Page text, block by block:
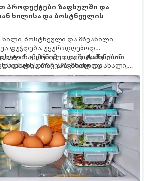
პროდუქტები ზაფხულში და
ხილისა და ბოსტნეულის
ხილი, ბოსტნეული და მწვანილი
ფუჭდება. უყურადღებოდ
რამდენიმე დღეში (ხანდახან
სიახლეს, რაც არა მხოლოდ
გადაყრილი ფულია.
გემრიელი და ვიტამინებით
დარჩეს წვნიანი და ახალი,
აპრობირებული წესის ცოდნაა